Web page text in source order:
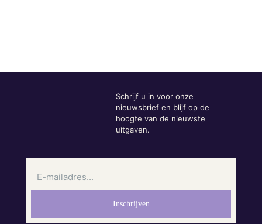
Schrijf u in voor onze
nieuwsbrief en blijf op de
hoogte van de nieuwste
uitgaven.